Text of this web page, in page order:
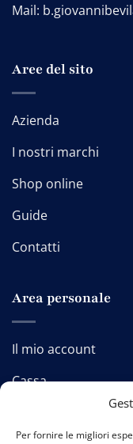
Per fornire le migliori
Mail:
Aree del sito
Azienda
I nostri marchi
Shop online
Guide
Contatti
Area personale
Il mio account
Cassa